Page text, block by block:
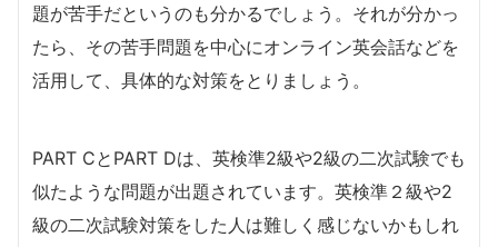
題が苦手だというのも分かるでしょう。それが分かっ
たら、その苦手問題を中心にオンライン英会話などを
活用して、具体的な対策をとりましょう。
PART CとPART Dは、英検準2級や2級の二次試験でも
似たような問題が出題されています。英検準２級や2
級の二次試験対策をした人は難しく感じないかもしれ